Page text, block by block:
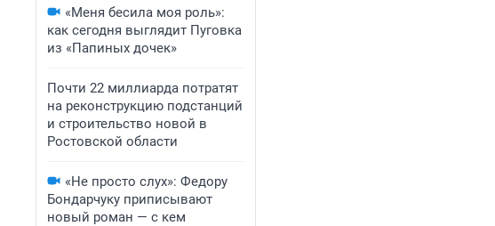
«Меня бесила моя роль»:
как сегодня выглядит Пуговка
из «Папиных дочек»
Почти 22 миллиарда потратят
на реконструкцию подстанций
и строительство новой в
Ростовской области
«Не просто слух»: Федору
Бондарчуку приписывают
новый роман — с кем